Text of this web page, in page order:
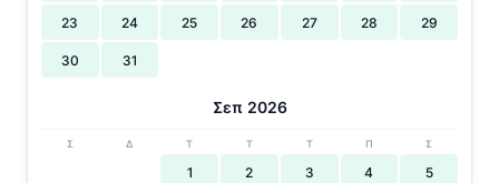
23 24 25 26 27 28 29
30 31
Σεπ 2026
Σ Δ Τ Τ Τ Π Σ
1 2 3 4 5